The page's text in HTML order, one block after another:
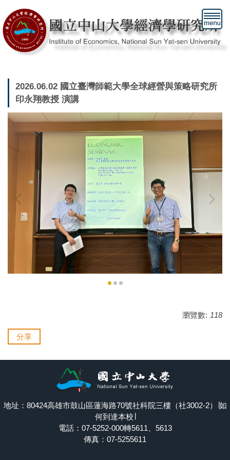
到
主
要
2026.06.02 國立臺灣師範大學全球經營與策略研究所
印永翔教授 演講
瀏覽數: 118
分享
地址：80424高雄市鼓山區蓮海路70號社科院三樓（社3002-2）∣ 如
何到達本校
電話：07-5252-000轉5611、5613
傳真：07-5255611